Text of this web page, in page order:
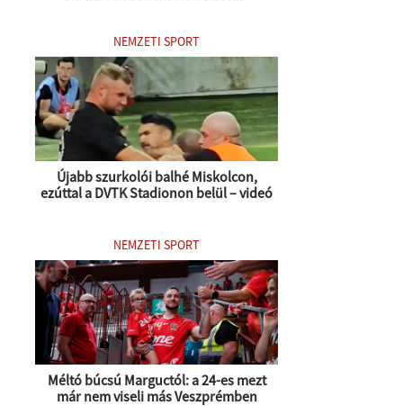
NEMZETI SPORT
Újabb szurkolói balhé Miskolcon,
ezúttal a DVTK Stadionon belül – videó
NEMZETI SPORT
Méltó búcsú Marguctól: a 24-es mezt
már nem viseli más Veszprémben